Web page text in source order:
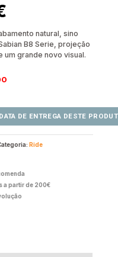
natural, sino
B8 Serie, projeção
um grande novo visual.
Ride
a partir de 200€